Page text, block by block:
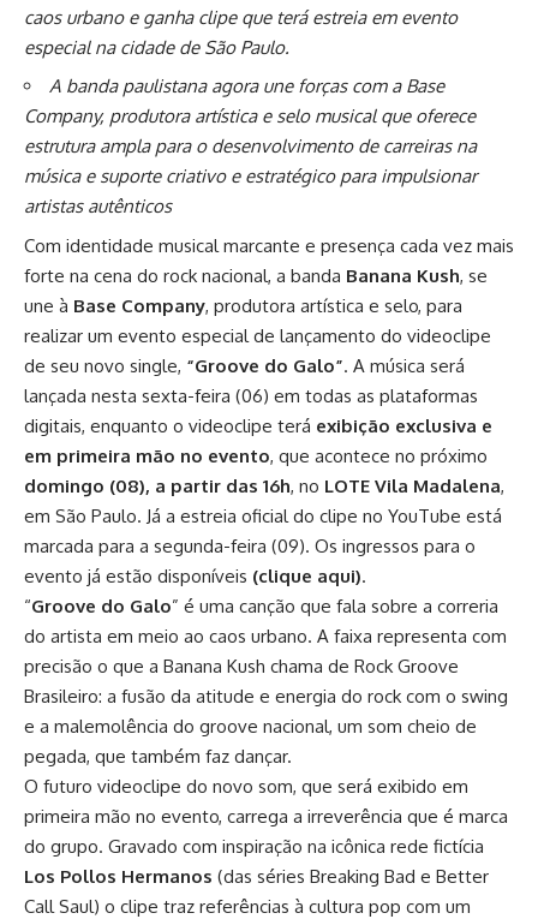
caos urbano e ganha clipe que terá estreia em evento
especial na cidade de São Paulo.
A banda paulistana agora une forças com a Base
Company, produtora artística e selo musical que oferece
estrutura ampla para o desenvolvimento de carreiras na
música e suporte criativo e estratégico para impulsionar
artistas autênticos
Com identidade musical marcante e presença cada vez mais
forte na cena do rock nacional, a banda Banana Kush, se
une à Base Company, produtora artística e selo, para
realizar um evento especial de lançamento do videoclipe
de seu novo single, “Groove do Galo”. A música será
lançada nesta sexta-feira (06) em todas as plataformas
digitais, enquanto o videoclipe terá exibição exclusiva e
em primeira mão no evento, que acontece no próximo
domingo (08), a partir das 16h, no LOTE Vila Madalena,
em São Paulo. Já a estreia oficial do clipe no YouTube está
marcada para a segunda-feira (09). Os ingressos para o
evento já estão disponíveis (clique aqui).
“Groove do Galo” é uma canção que fala sobre a correria
do artista em meio ao caos urbano. A faixa representa com
precisão o que a Banana Kush chama de Rock Groove
Brasileiro: a fusão da atitude e energia do rock com o swing
e a malemolência do groove nacional, um som cheio de
pegada, que também faz dançar.
O futuro videoclipe do novo som, que será exibido em
primeira mão no evento, carrega a irreverência que é marca
do grupo. Gravado com inspiração na icônica rede fictícia
Los Pollos Hermanos (das séries Breaking Bad e Better
Call Saul) o clipe traz referências à cultura pop com um